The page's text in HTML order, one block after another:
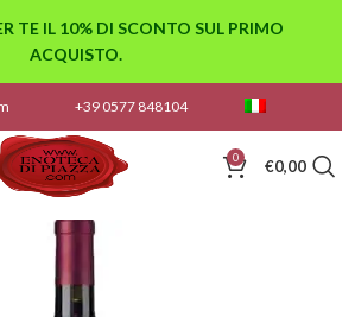
+39 0577 848104
0 €0,00
TE IL 10% DI SCONTO SUL PRIMO
ACQUISTO.